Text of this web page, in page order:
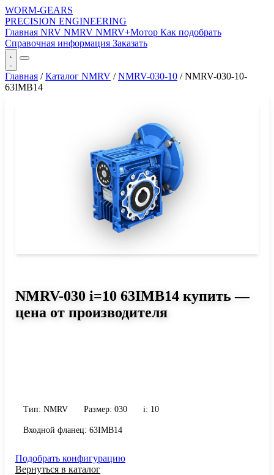
WORM-GEARS
PRECISION ENGINEERING
Главная NRV NMRV NMRV+Мотор Как подобрать
Справочная информация Заказать
Главная / Каталог NMRV / NMRV-030-10 / NMRV-030-10-
63IMB14
NMRV-030 i=10 63IMB14 купить —
цена от производителя
Тип: NMRV Размер: 030 i: 10
Входной фланец: 63IMB14
Подобрать конфигурацию
Вернуться в каталог